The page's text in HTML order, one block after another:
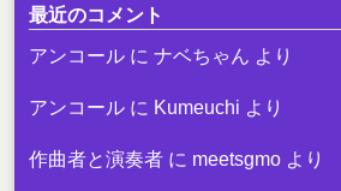
最近のコメント
アンコール に ナベちゃん より
アンコール に Kumeuchi より
作曲者と演奏者 に meetsgmo より